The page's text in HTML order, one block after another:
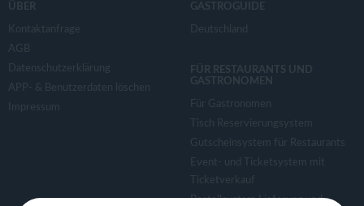
ÜBER
Kontaktanfrage
AGB
Datenschutzerklärung
APP- & Benutzerdaten löschen
Impressum
GASTROGUIDE
Deutschland
FÜR RESTAURANTS UND
GASTRONOMEN
Für Gastronomen
Tisch Reservierungsystem
Gutscheinsystem für Restaurants
Event- und Ticketsystem mit
Ticketverkauf
Bestellsystem Lieferung und